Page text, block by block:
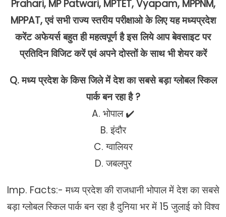
Prahari, MP Patwari, MPTET, Vyapam, MPPNM,
MPPAT, एवं सभी राज्य स्तरीय परीक्षाओ के लिए यह मध्यप्रदेश
करेंट अफेयर्स बहुत ही महत्वपूर्ण है इस लिये आप बेवसाइट पर
प्रतिदिन विजिट करें एवं अपने दोस्तों के साथ भी शेयर करें
Q. मध्य प्रदेश के किस जिले में देश का सबसे बड़ा ग्लोबल स्किल
पार्क बन रहा है ?
A. भोपाल ✔️
B. इंदौर
C. ग्वालियर
D. जबलपुर
Imp. Facts:- मध्य प्रदेश की राजधानी भोपाल में देश का सबसे
बड़ा ग्लोबल स्किल पार्क बन रहा है दुनिया भर में 15 जुलाई को विश्व